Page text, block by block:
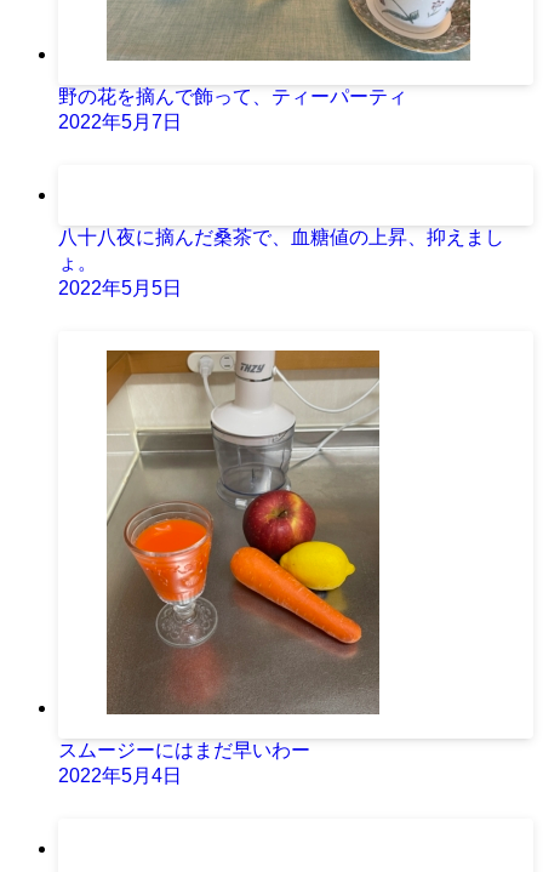
野の花を摘んで飾って、ティーパーティ
2022年5月7日
八十八夜に摘んだ桑茶で、血糖値の上昇、抑えまし
ょ。
2022年5月5日
スムージーにはまだ早いわー
2022年5月4日